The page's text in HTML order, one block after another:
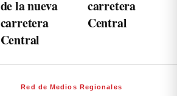
de la nueva
carretera
Central
carretera
Central
Red de Medios Regionales